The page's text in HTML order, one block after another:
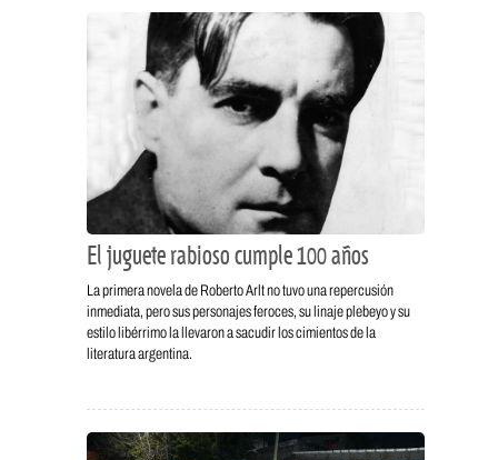
El juguete rabioso cumple 100 años
La primera novela de Roberto Arlt no tuvo una repercusión
inmediata, pero sus personajes feroces, su linaje plebeyo y su
estilo libérrimo la llevaron a sacudir los cimientos de la
literatura argentina.